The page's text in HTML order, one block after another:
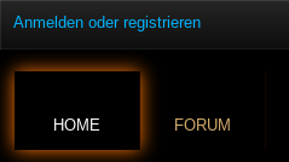
Anmelden oder registrieren
HOME FORUM